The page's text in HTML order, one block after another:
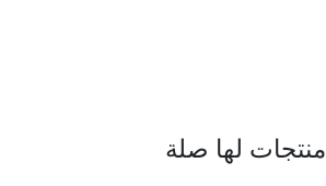
منتجات لها صلة